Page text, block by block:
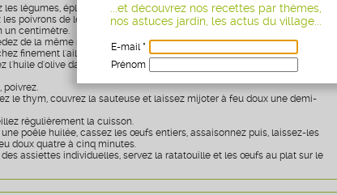
les légumes, épluchez-les et coupez-les en morceaux.
les poivrons de leurs graines, taillez-les en lamelles puis, en morceaux
un centimètre.
de la même manière pour les tomates.
finement l'ail et détaillez en petits morceaux l'oignon.
l'huile d'olive dans une sauteuse pour faire revenir tous les légumes à feu
poivrez.
le thym, couvrez la sauteuse et laissez mijoter à feu doux une demi-
régulièrement la cuisson.
une poêle huilée, cassez les œufs entiers, assaisonnez puis, laissez-les
doux quatre à cinq minutes.
des assiettes individuelles, servez la ratatouille et les œufs au plat sur le
...et découvrez nos recettes par thèmes,
nos astuces jardin, les actus du village...
E-mail *
Prénom
Age
* obligatoire